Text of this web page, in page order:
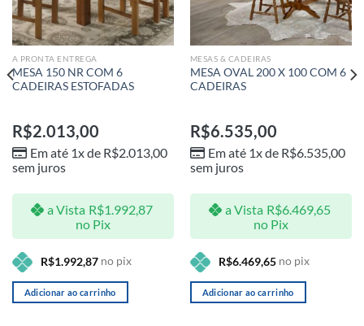
A PRONTA ENTREGA
MESA 150 NR COM 6
CADEIRAS ESTOFADAS
R$2.013,00
Em até 1x de R$2.013,00
sem juros
a Vista R$1.992,87
no Pix
R$1.992,87no pix
Adicionar ao carrinho
MESAS & CADEIRAS
MESA OVAL 200 X 100 COM 6
CADEIRAS
R$6.535,00
Em até 1x de R$6.535,00
sem juros
a Vista R$6.469,65
no Pix
R$6.469,65no pix
Adicionar ao carrinho